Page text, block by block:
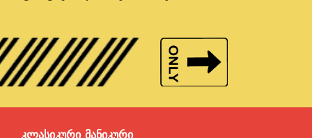
ᲙᲚᲐᲡᲘᲙᲣᲠᲘ ᲛᲐᲜᲘᲙᲣᲠᲘ